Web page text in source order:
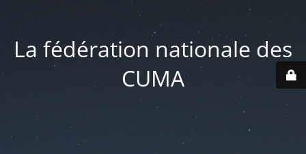
La fédération nationale des
CUMA